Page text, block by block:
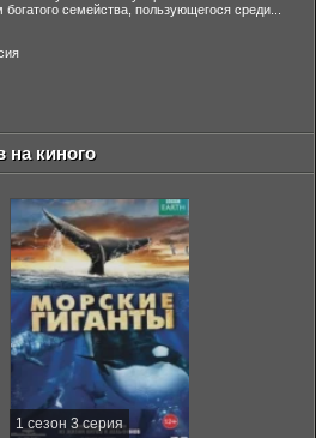
богатого семейства, пользующегося среди...
на киного
1 сезон 3 серия